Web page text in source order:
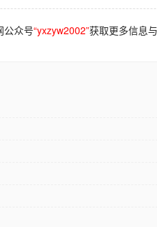
公众号“yxzyw2002”获取更多信息